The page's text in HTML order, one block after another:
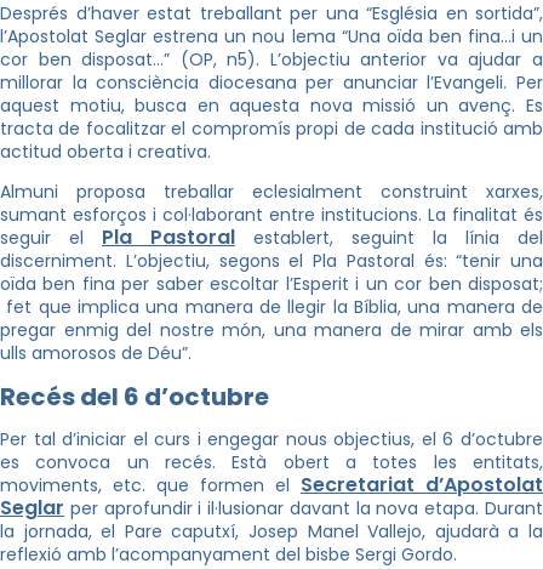
Després d’haver estat treballant per una “Església en sortida”,
l’Apostolat Seglar estrena un nou lema “Una oïda ben fina…i un
cor ben disposat…” (OP, n5). L’objectiu anterior va ajudar a
millorar la consciència diocesana per anunciar l’Evangeli. Per
aquest motiu, busca en aquesta nova missió un avenç. Es
tracta de focalitzar el compromís propi de cada institució amb
actitud oberta i creativa.
Almuni proposa treballar eclesialment construint xarxes,
sumant esforços i col·laborant entre institucions. La finalitat és
seguir el Pla Pastoral establert, seguint la línia del
discerniment. L’objectiu, segons el Pla Pastoral és: “tenir una
oïda ben fina per saber escoltar l’Esperit i un cor ben disposat;
fet que implica una manera de llegir la Bíblia, una manera de
pregar enmig del nostre món, una manera de mirar amb els
ulls amorosos de Déu”.
Recés del 6 d’octubre
Per tal d’iniciar el curs i engegar nous objectius, el 6 d’octubre
es convoca un recés. Està obert a totes les entitats,
moviments, etc. que formen el Secretariat d’Apostolat
Seglar per aprofundir i il·lusionar davant la nova etapa. Durant
la jornada, el Pare caputxí, Josep Manel Vallejo, ajudarà a la
reflexió amb l’acompanyament del bisbe Sergi Gordo.